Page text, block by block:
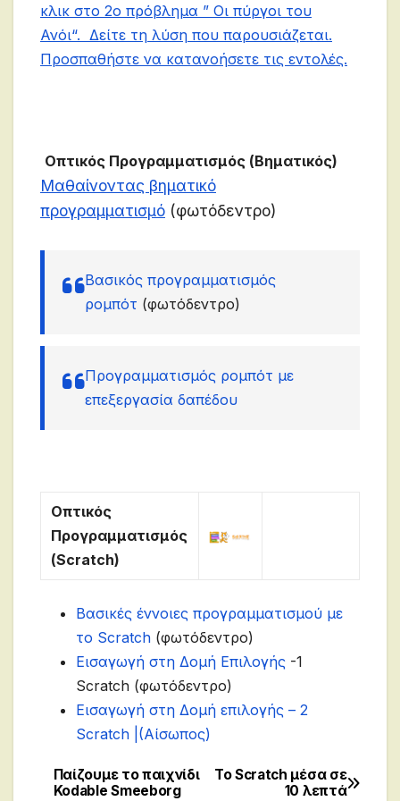
κλικ στο 2ο πρόβλημα ” Οι πύργοι του
Ανόι“. Δείτε τη λύση που παρουσιάζεται.
Προσπαθήστε να κατανοήσετε τις εντολές.
Οπτικός Προγραμματισμός (Βηματικός)
Μαθαίνοντας βηματικό
προγραμματισμό (φωτόδεντρο)
Βασικός προγραμματισμός
ρομπότ (φωτόδεντρο)
Προγραμματισμός ρομπότ με
επεξεργασία δαπέδου
Οπτικός
Προγραμματισμός
(Scratch)
Βασικές έννοιες προγραμματισμού με
το Scratch (φωτόδεντρο)
Εισαγωγή στη Δομή Επιλογής -1
Scratch (φωτόδεντρο)
Εισαγωγή στη Δομή επιλογής – 2
Scratch |(Αίσωπος)
Πλοήγηση
To Scratch μέσα σε
10 λεπτά
Παίζουμε το παιχνίδι
Kodable Smeeborg